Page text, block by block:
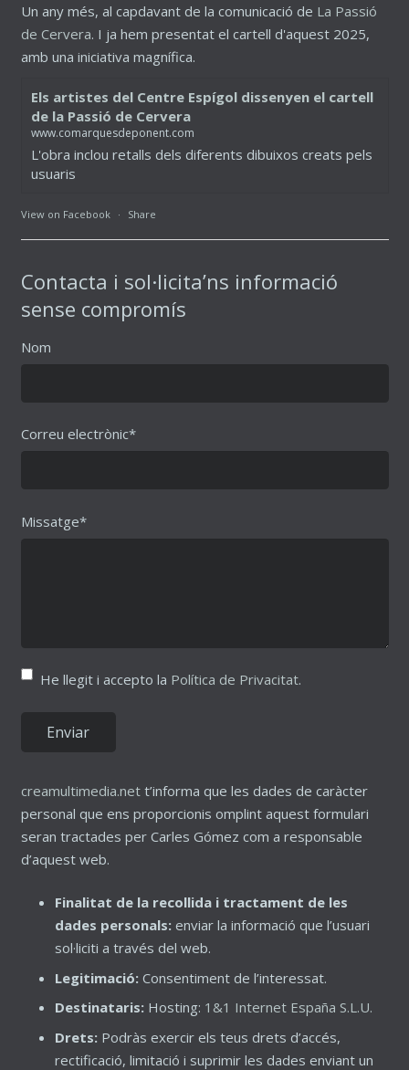
Un any més, al capdavant de la comunicació de La Passió
de Cervera. I ja hem presentat el cartell d'aquest 2025,
amb una iniciativa magnífica.
Els artistes del Centre Espígol dissenyen el cartell
de la Passió de Cervera
www.comarquesdeponent.com
L'obra inclou retalls dels diferents dibuixos creats pels
usuaris
View on Facebook · Share
Contacta i sol·licita’ns informació
sense compromís
Nom
Correu electrònic*
Missatge*
He llegit i accepto la Política de Privacitat.
creamultimedia.nett’informa que les dades de caràcter
personal que ens proporcionis omplint aquest formulari
seran tractades per Carles Gómez com a responsable
d’aquest web.
Finalitat de la recollida i tractament de les
dades personals: enviar la informació que l’usuari
sol·liciti a través del web.
Legitimació: Consentiment de l’interessat.
Destinataris: Hosting: 1&1 Internet España S.L.U.
Drets: Podràs exercir els teus drets d’accés,
rectificació, limitació i suprimir les dades enviant un